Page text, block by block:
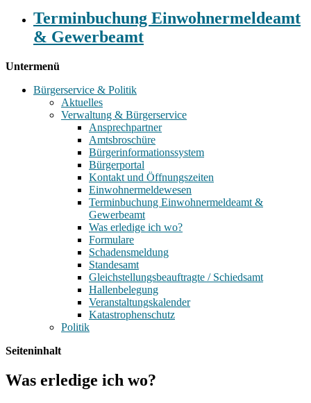
Terminbuchung Einwohnermeldeamt
& Gewerbeamt
Untermenü
Bürgerservice & Politik
Aktuelles
Verwaltung & Bürgerservice
Ansprechpartner
Amtsbroschüre
Bürgerinformationssystem
Bürgerportal
Kontakt und Öffnungszeiten
Einwohnermeldewesen
Terminbuchung Einwohnermeldeamt &
Gewerbeamt
Was erledige ich wo?
Formulare
Schadensmeldung
Standesamt
Gleichstellungsbeauftragte / Schiedsamt
Hallenbelegung
Veranstaltungskalender
Katastrophenschutz
Politik
Seiteninhalt
Was erledige ich wo?